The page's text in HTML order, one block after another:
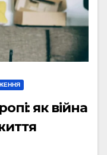
як війна